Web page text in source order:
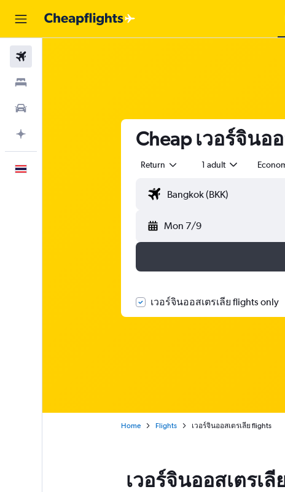
Cheap เวอร์จินอ
Return 1 adult
Mon 7/9
เวอร์จินออสเตรเลีย flights only
Home Flights เวอร์จินออสเตรเลีย flights
เวอร์จินออสเตรเ